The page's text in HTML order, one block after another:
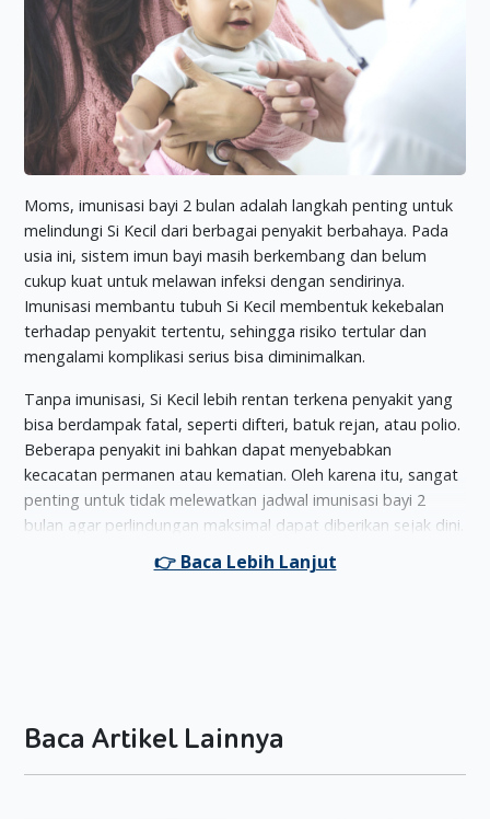
Moms, imunisasi bayi 2 bulan adalah langkah penting untuk
melindungi Si Kecil dari berbagai penyakit berbahaya. Pada
usia ini, sistem imun bayi masih berkembang dan belum
cukup kuat untuk melawan infeksi dengan sendirinya.
Imunisasi membantu tubuh Si Kecil membentuk kekebalan
terhadap penyakit tertentu, sehingga risiko tertular dan
mengalami komplikasi serius bisa diminimalkan.
Tanpa imunisasi, Si Kecil lebih rentan terkena penyakit yang
bisa berdampak fatal, seperti difteri, batuk rejan, atau polio.
Beberapa penyakit ini bahkan dapat menyebabkan
kecacatan permanen atau kematian. Oleh karena itu, sangat
penting untuk tidak melewatkan jadwal imunisasi bayi 2
bulan agar perlindungan maksimal dapat diberikan sejak dini.
Lalu, apa saja jenis imunisasi bayi 2 bulan yang perlu
tahan tubuhnya, bukan tak mungkin ada imunisasi yang
Baca Artikel Lainnya